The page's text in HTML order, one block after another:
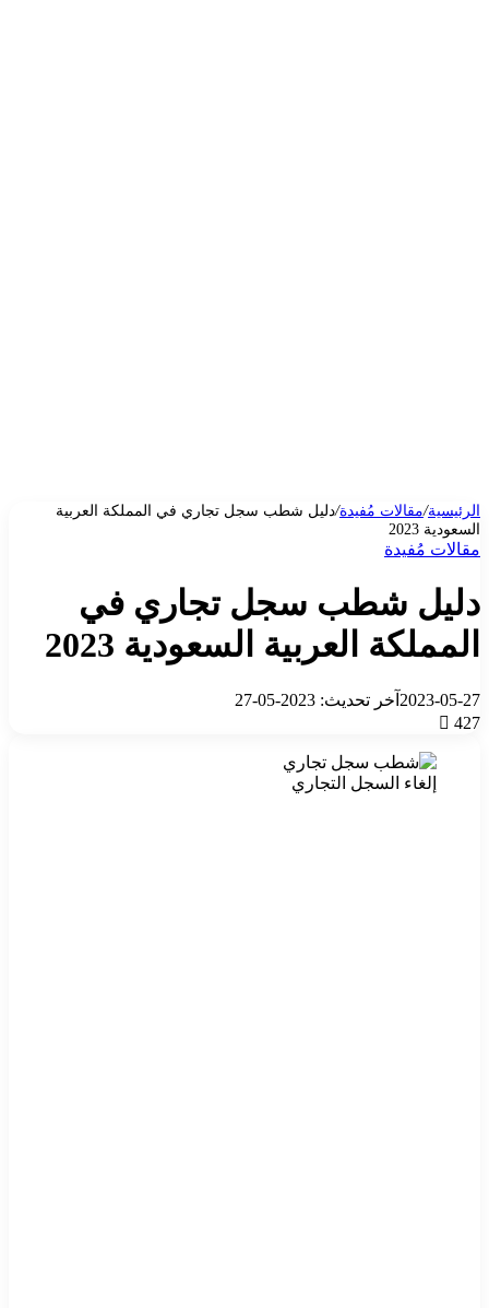
الرئيسية/مقالات مُفيدة/دليل شطب سجل تجاري في المملكة العربية
السعودية 2023
مقالات مُفيدة
دليل شطب سجل تجاري في
المملكة العربية السعودية 2023
2023-05-27 آخر تحديث: 2023-05-27
427
إلغاء السجل التجاري